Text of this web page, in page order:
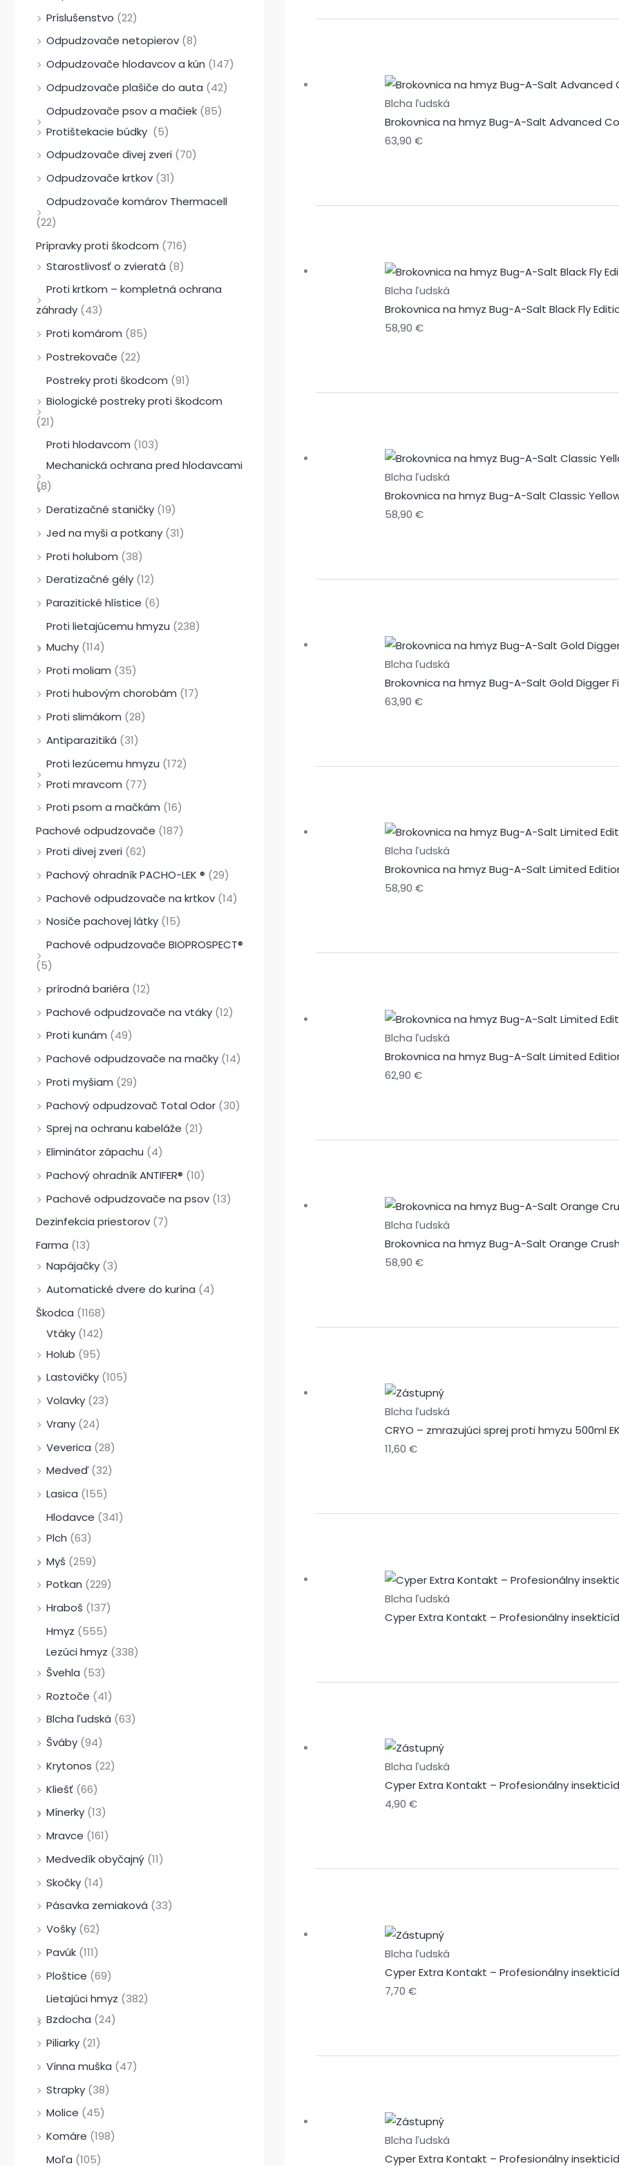
Príslušenstvo (22)
Odpudzovače netopierov (8)
Odpudzovače hlodavcov a kún (147)
Odpudzovače plašiče do auta (42)
Odpudzovače psov a mačiek (85)
Protištekacie búdky (5)
Odpudzovače divej zveri (70)
Odpudzovače krtkov (31)
Odpudzovače komárov Thermacell
(22)
Prípravky proti škodcom (716)
Starostlivosť o zvieratá (8)
Proti krtkom – kompletná ochrana
záhrady (43)
Proti komárom (85)
Postrekovače (22)
Postreky proti škodcom (91)
Biologické postreky proti škodcom
(21)
Proti hlodavcom (103)
Mechanická ochrana pred hlodavcami
(8)
Deratizačné staničky (19)
Jed na myši a potkany (31)
Proti holubom (38)
Deratizačné gély (12)
Parazitické hlístice (6)
Proti lietajúcemu hmyzu (238)
Muchy (114)
Proti moliam (35)
Proti hubovým chorobám (17)
Proti slimákom (28)
Antiparazitiká (31)
Proti lezúcemu hmyzu (172)
Proti mravcom (77)
Proti psom a mačkám (16)
Pachové odpudzovače (187)
Proti divej zveri (62)
Pachový ohradník PACHO-LEK ® (29)
Pachové odpudzovače na krtkov (14)
Nosiče pachovej látky (15)
Pachové odpudzovače BIOPROSPECT®
(5)
prírodná bariéra (12)
Pachové odpudzovače na vtáky (12)
Proti kunám (49)
Pachové odpudzovače na mačky (14)
Proti myšiam (29)
Pachový odpudzovač Total Odor (30)
Sprej na ochranu kabeláže (21)
Eliminátor zápachu (4)
Pachový ohradník ANTIFER® (10)
Pachové odpudzovače na psov (13)
Dezinfekcia priestorov (7)
Farma (13)
Napájačky (3)
Automatické dvere do kurína (4)
Škodca (1168)
Vtáky (142)
Holub (95)
Lastovičky (105)
Volavky (23)
Vrany (24)
Veverica (28)
Medveď (32)
Lasica (155)
Hlodavce (341)
Plch (63)
Myš (259)
Potkan (229)
Hraboš (137)
Hmyz (555)
Lezúci hmyz (338)
Švehla (53)
Roztoče (41)
Blcha ľudská (63)
Šváby (94)
Krytonos (22)
Kliešť (66)
Mínerky (13)
Mravce (161)
Medvedík obyčajný (11)
Skočky (14)
Pásavka zemiaková (33)
Vošky (62)
Pavúk (111)
Ploštice (69)
Lietajúci hmyz (382)
Bzdocha (24)
Piliarky (21)
Vínna muška (47)
Strapky (38)
Molice (45)
Komáre (198)
Moľa (105)
:
9
0
€
.
0
€
.
:
2
0
€
.
3
0
€
.
,
9
0
€
.
5
9
0
€
.
Blcha ľudská
Brokovnica na hmyz Bug-A-Salt Advanced
63,90€
Blcha ľudská
Brokovnica na hmyz Bug-A-Salt Black Fly
58,90€
Blcha ľudská
Brokovnica na hmyz Bug-A-Salt Classic
58,90€
Blcha ľudská
Brokovnica na hmyz Bug-A-Salt Gold Digger
63,90€
Blcha ľudská
Brokovnica na hmyz Bug-A-Salt Limited
58,90€
Blcha ľudská
Brokovnica na hmyz Bug-A-Salt Limited
62,90€
Blcha ľudská
Brokovnica na hmyz Bug-A-Salt Orange
58,90€
Blcha ľudská
CRYO – zmrazujúci sprej proti hmyzu 500ml
11,60€
Blcha ľudská
Cyper Extra Kontakt – Profesionálny
Blcha ľudská
Cyper Extra Kontakt – Profesionálny
4,90€
Blcha ľudská
Cyper Extra Kontakt – Profesionálny
7,70€
Blcha ľudská
Cyper Extra Kontakt – Profesionálny